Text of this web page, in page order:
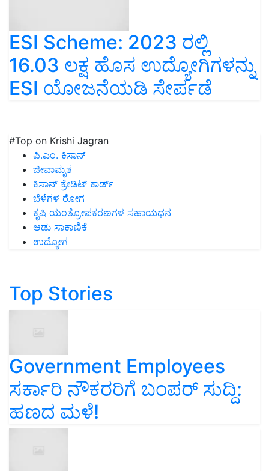
ESI Scheme: 2023 ರಲ್ಲಿ
16.03 ಲಕ್ಷ ಹೊಸ ಉದ್ಯೋಗಿಗಳನ್ನು
ESI ಯೋಜನೆಯಡಿ ಸೇರ್ಪಡೆ
#Top on Krishi Jagran
ಪಿ.ಎಂ. ಕಿಸಾನ್
ಜೀವಾಮೃತ
ಕಿಸಾನ್ ಕ್ರೇಡಿಟ್ ಕಾರ್ಡ್
ಬೆಳೆಗಳ ರೋಗ
ಕೃಷಿ ಯಂತ್ರೋಪಕರಣಗಳ ಸಹಾಯಧನ
ಆಡು ಸಾಕಾಣಿಕೆ
ಉದ್ಯೋಗ
Top Stories
Government Employees
ಸರ್ಕಾರಿ ನೌಕರರಿಗೆ ಬಂಪರ್‌ ಸುದ್ದಿ:
ಹಣದ ಮಳೆ!